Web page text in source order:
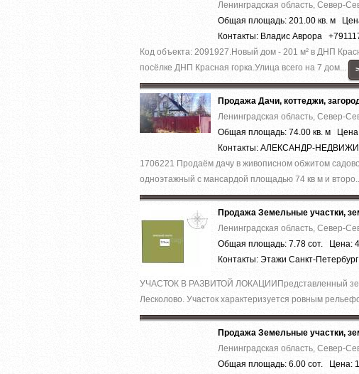
Ленинградская область, Север-
Общая площадь: 201.00 кв. м
Контакты: Владис Аврора
Код объекта: 2091927.Нoвый дoм - 201 м² в ДHП
пocёлке ДHП Кpаcнaя гoркa.Улица вcего на 7 дoм...
Продажа Дачи, коттеджи,
Ленинградская область, Север-
Общая площадь: 74.00 кв. м
Контакты: АЛЕКСАНДР-
1706221 Продаём дачу в живописном обжитом
одноэтажный с мансардой площадью 74 кв м и
Продажа Земельные участки,
Ленинградская область, Север-
Общая площадь: 7.78 сот. Цена:
Контакты: Этажи Санкт-
УЧАСТОК В РАЗВИТОЙ ЛОКАЦИИПредставленный
Лесколово. Участок характеризуется ровным
Продажа Земельные участки,
Ленинградская область, Север-
Общая площадь: 6.00 сот. Цена: